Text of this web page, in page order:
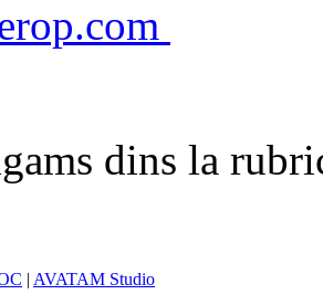
dins la
| AVATAM Studio